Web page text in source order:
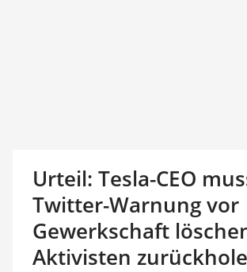
Urteil: Tesla-CEO
Twitter-Warnung vor
Gewerkschaft
Aktivisten